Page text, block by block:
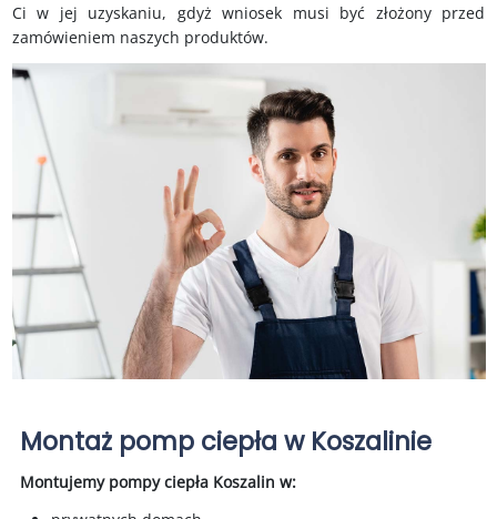
Ci w jej uzyskaniu, gdyż wniosek musi być złożony przed
zamówieniem naszych produktów.
Montaż pomp ciepła w Koszalinie
Montujemy pompy ciepła Koszalin w: